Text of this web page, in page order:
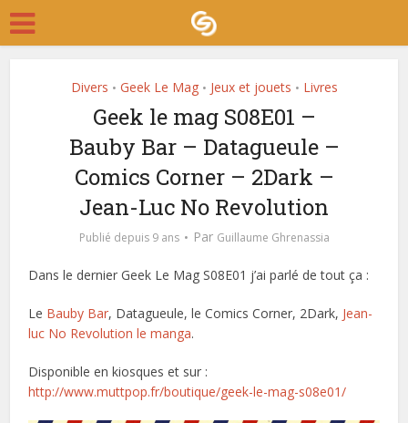
Divers • Geek Le Mag • Jeux et jouets • Livres
Geek le mag S08E01 –
Bauby Bar – Datagueule –
Comics Corner – 2Dark –
Jean-Luc No Revolution
Publié depuis 9 ans Par Guillaume Ghrenassia
Dans le dernier Geek Le Mag S08E01 j’ai parlé de tout ça :
Le Bauby Bar, Datagueule, le Comics Corner, 2Dark, Jean-
luc No Revolution le manga.
Disponible en kiosques et sur :
http://www.muttpop.fr/boutique/geek-le-mag-s08e01/